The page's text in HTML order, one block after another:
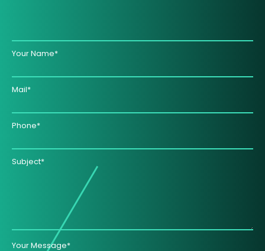
Your Name*
Mail*
Phone*
Subject*
Your Message*